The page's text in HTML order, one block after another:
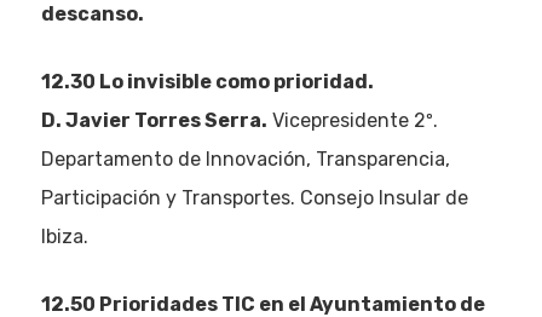
descanso.
12.30 Lo invisible como prioridad.
D. Javier Torres Serra. Vicepresidente 2º.
Departamento de Innovación, Transparencia,
Participación y Transportes. Consejo Insular de
Ibiza.
12.50 Prioridades TIC en el Ayuntamiento de